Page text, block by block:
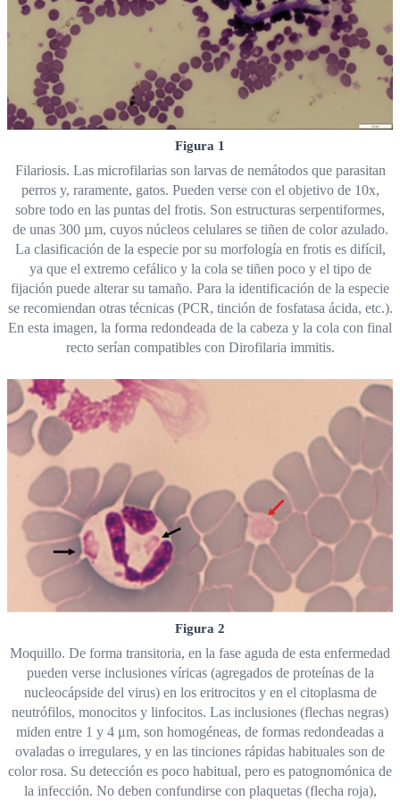
Figura 1
Filariosis. Las microfilarias son larvas de nemátodos que parasitan
perros y, raramente, gatos. Pueden verse con el objetivo de 10x,
sobre todo en las puntas del frotis. Son estructuras serpentiformes,
de unas 300 µm, cuyos núcleos celulares se tiñen de color azulado.
La clasificación de la especie por su morfología en frotis es difícil,
ya que el extremo cefálico y la cola se tiñen poco y el tipo de
fijación puede alterar su tamaño. Para la identificación de la especie
se recomiendan otras técnicas (PCR, tinción de fosfatasa ácida, etc.).
En esta imagen, la forma redondeada de la cabeza y la cola con final
recto serían compatibles con Dirofilaria immitis.
Figura 2
Moquillo. De forma transitoria, en la fase aguda de esta enfermedad
pueden verse inclusiones víricas (agregados de proteínas de la
nucleocápside del virus) en los eritrocitos y en el citoplasma de
neutrófilos, monocitos y linfocitos. Las inclusiones (flechas negras)
miden entre 1 y 4 μm, son homogéneas, de formas redondeadas a
ovaladas o irregulares, y en las tinciones rápidas habituales son de
color rosa. Su detección es poco habitual, pero es patognomónica de
la infección. No deben confundirse con plaquetas (flecha roja),